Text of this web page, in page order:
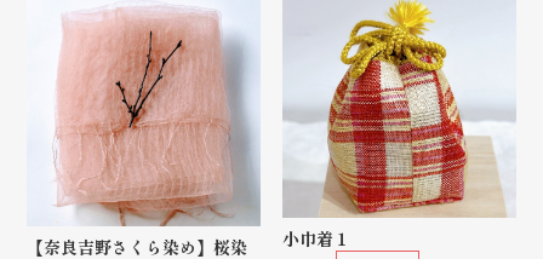
【奈良吉野さくら染め】桜染
小巾着１